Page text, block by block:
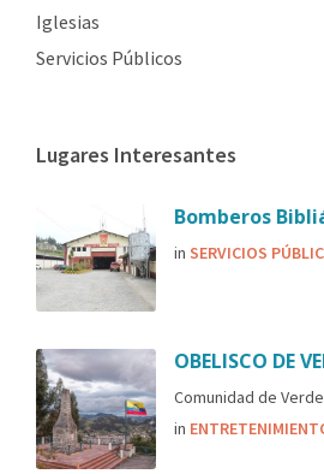
Iglesias
Servicios Públicos
Lugares Interesantes
Bomberos
in SERVICIOS
OBELISCO DE
Comunidad de
in